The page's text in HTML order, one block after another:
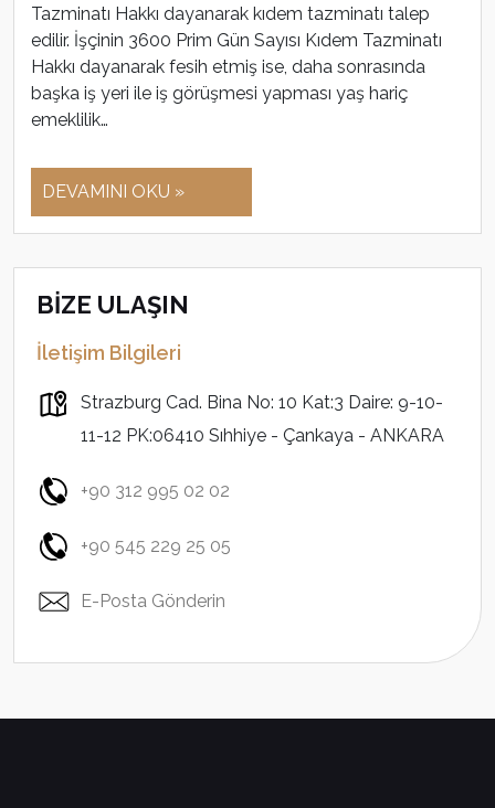
Tazminatı Hakkı dayanarak kıdem tazminatı talep
edilir. İşçinin 3600 Prim Gün Sayısı Kıdem Tazminatı
Hakkı dayanarak fesih etmiş ise, daha sonrasında
başka iş yeri ile iş görüşmesi yapması yaş hariç
emeklilik…
DEVAMINI OKU »
BİZE ULAŞIN
İletişim Bilgileri
Strazburg Cad. Bina No: 10 Kat:3 Daire: 9-10-
11-12 PK:06410 Sıhhiye - Çankaya - ANKARA
+90 312 995 02 02
+90 545 229 25 05
E-Posta Gönderin